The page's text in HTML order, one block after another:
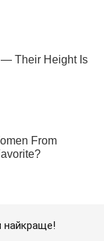
найкраще!